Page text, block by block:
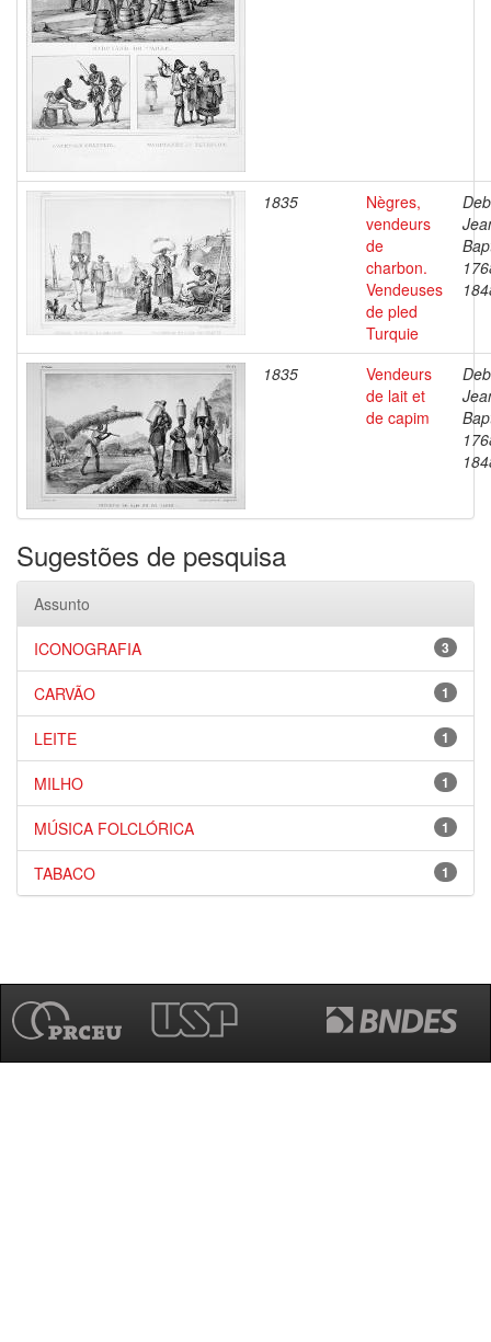
1835
Nègres,
vendeurs
de
charbon.
Vendeuses
de pled
Turquie
1835
Vendeurs
de lait et
de capim
Sugestões de pesquisa
Assunto
3
ICONOGRAFIA
1
CARVÃO
1
LEITE
1
MILHO
1
MÚSICA FOLCLÓRICA
1
TABACO